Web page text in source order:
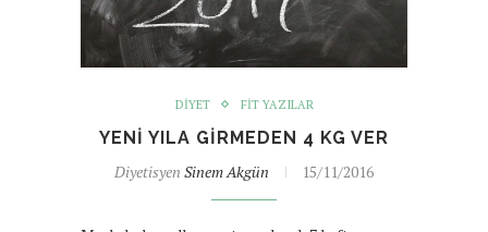
DIYET FIT YAZILAR
YENI YILA GIRMEDEN 4 KG VER
Diyetisyen Sinem Akgün 15/11/2016